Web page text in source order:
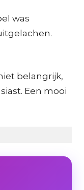
was
belangrijk,
Een mooi